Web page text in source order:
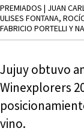
PREMIADOS | JUAN
ULISES FONTANA,
FABRICIO PORTELLI Y
Jujuy obtuvo
Winexplorers
vino.